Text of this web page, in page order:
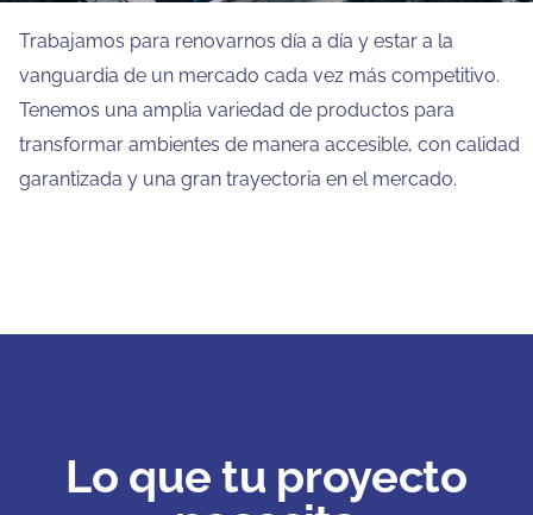
Trabajamos para renovarnos día a día y estar a la
vanguardia de un mercado cada vez más competitivo.
Tenemos una amplia variedad de productos para
transformar ambientes de manera accesible, con calidad
garantizada y una gran trayectoria en el mercado.
Lo que tu proyecto